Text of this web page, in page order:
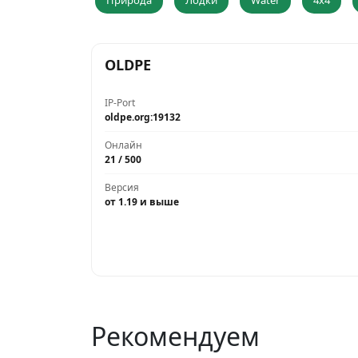
OLDPE
IP-Port
oldpe.org:19132
Онлайн
21 / 500
Версия
от 1.19 и выше
Рекомендуем